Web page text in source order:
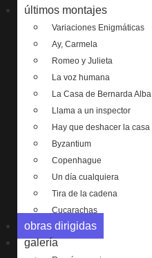
últimos montajes
Variaciones Enigmáticas
Ay, Carmela
Romeo y Julieta
La voz humana
La Casa de Bernarda Alba
Llama a un inspector
Hay que deshacer la casa
Byzantium
Copenhague
Un día cualquiera
Tira de la cadena
Cucarachas
obras dirigidas
galería